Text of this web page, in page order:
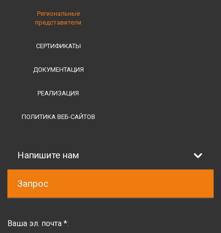
Региональные
представители
СЕРТИФИКАТЫ
ДОКУМЕНТАЦИЯ
РЕАЛИЗАЦИЯ
ПОЛИТИКА ВЕБ-САЙТОВ
Напишите нам
Запрос
Ваша эл. почта *: